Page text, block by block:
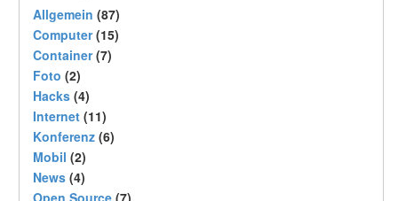
Allgemein (87)
Computer(15)
Container(7)
Foto (2)
Hacks (4)
Internet (11)
Konferenz (6)
Mobil (2)
News (4)
Open Source (7)